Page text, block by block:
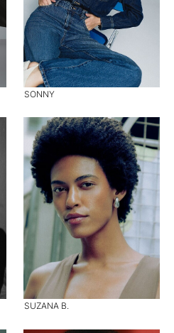
SONNY
SUZANA B.